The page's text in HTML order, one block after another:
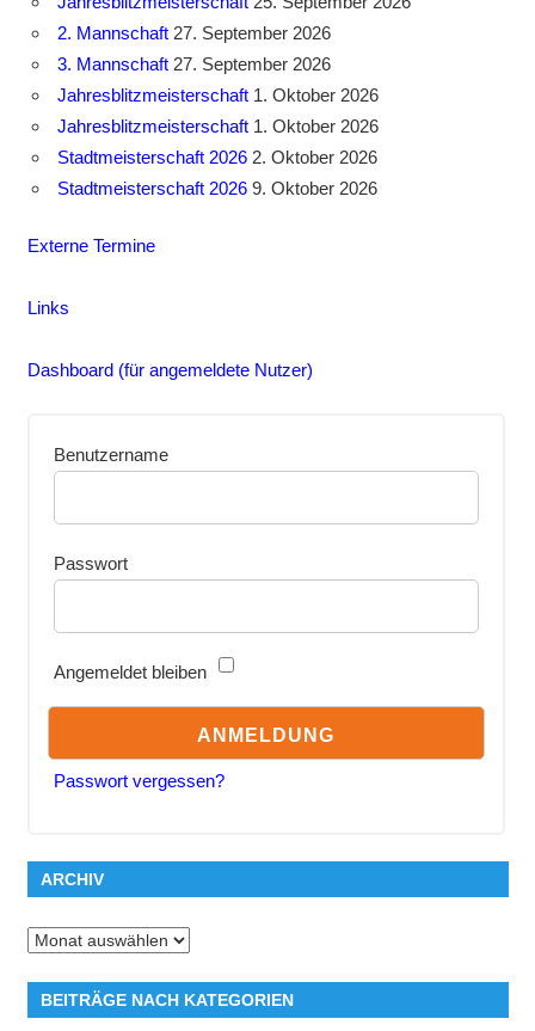
2. Mannschaft 27. September 2026
3. Mannschaft 27. September 2026
Jahresblitzmeisterschaft 1. Oktober 2026
Jahresblitzmeisterschaft 1. Oktober 2026
Stadtmeisterschaft 2026 2. Oktober 2026
Stadtmeisterschaft 2026 9. Oktober 2026
Externe Termine
Links
Dashboard (für angemeldete Nutzer)
Benutzername
Passwort
Angemeldet bleiben
Passwort vergessen?
ARCHIV
Archiv
BEITRÄGE NACH KATEGORIEN